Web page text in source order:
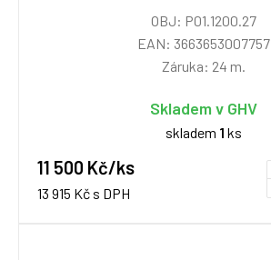
OBJ: P01.1200.27
EAN: 3663653007757
Záruka: 24 m.
Skladem v GHV
skladem 1 ks
11 500 Kč/ks
13 915 Kč s DPH